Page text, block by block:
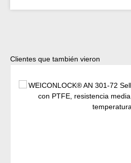
Omitir la galería de productos
Clientes que también vieron